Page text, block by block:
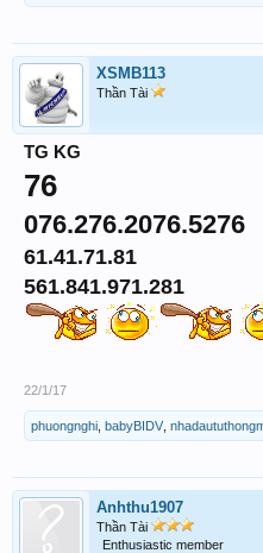
XSMB113
Thần Tài
TG KG
76
076.276.2076.5276
61.41.71.81
561.841.971.281
22/1/17
phuongnghi babyBIDV
Anhthu1907
Thần Tài
Enthusiastic member